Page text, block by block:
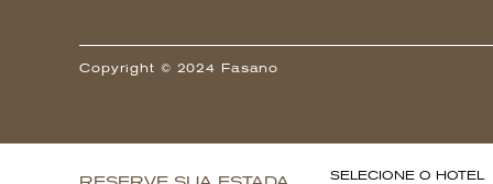
Copyright © 2024 Fasano
SELECIONE O HOTEL